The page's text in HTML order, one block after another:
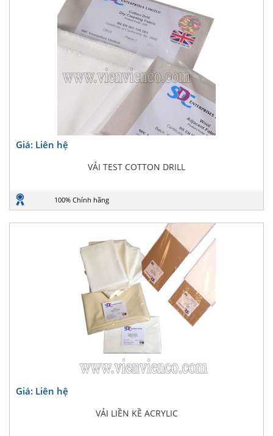
Giá: Liên hệ
VẢI TEST COTTON DRILL
100% Chính hãng
Giá: Liên hệ
VẢI LIỀN KỀ ACRYLIC